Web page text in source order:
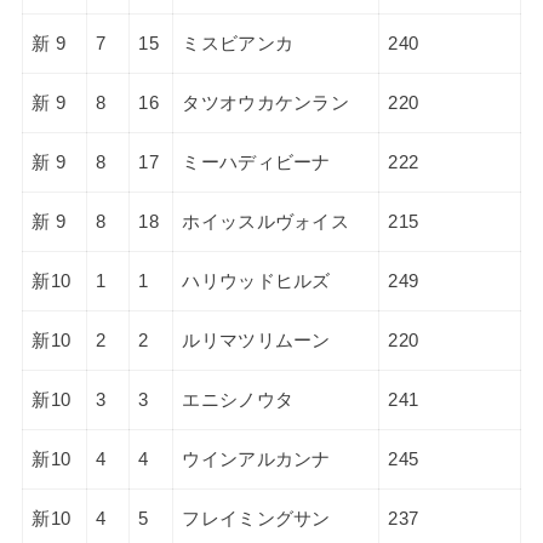
新 9 7 15 ミスビアンカ 240
新 9 8 16 タツオウカケンラン 220
新 9 8 17 ミーハディビーナ 222
新 9 8 18 ホイッスルヴォイス 215
新10 1 1 ハリウッドヒルズ 249
新10 2 2 ルリマツリムーン 220
新10 3 3 エニシノウタ 241
新10 4 4 ウインアルカンナ 245
新10 4 5 フレイミングサン 237